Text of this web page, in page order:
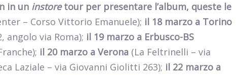
in un instoretour per presentare l’album, queste le
– Corso Vittorio Emanuele); il 18 marzo a Torino
via Roma); il 19 marzo a Erbusco-BS
il 20 marzo a Verona (La Feltrinelli – via
Laziale – via Giovanni Giolitti 263); il 22 marzo a